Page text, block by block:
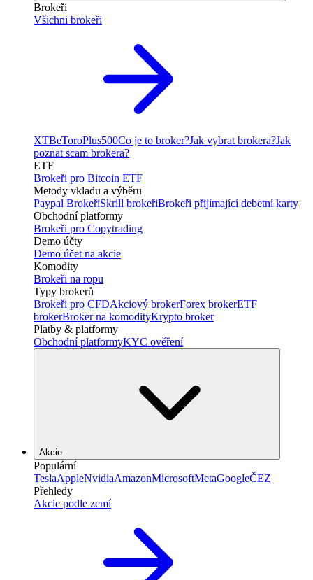
Brokeři
Všichni brokeři
XTBeToroPlus500Co je to broker?Jak vybrat brokera?Jak
poznat scam brokera?
ETF
Brokeři pro Bitcoin ETF
Metody vkladu a výběru
Paypal BrokeřiSkrill brokeřiBrokeři přijímající debetní karty
Obchodní platformy
Brokeři pro Copytrading
Demo účty
Demo účet na akcie
Komodity
Brokeři na ropu
Typy brokerů
Brokeři pro CFDAkciový brokerForex brokerETF
brokerBroker na komodityKrypto broker
Platby & platformy
Obchodní platformyKYC ověření
Akcie
Populární
TeslaAppleNvidiaAmazonMicrosoftMetaGoogleČEZ
Přehledy
Akcie podle zemí